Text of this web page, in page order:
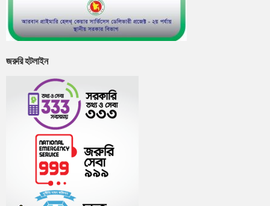
জরুরি হটলাইন